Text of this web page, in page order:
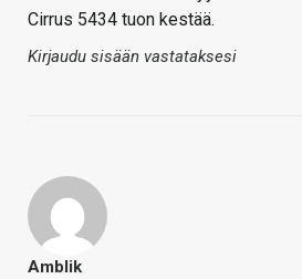
Cirrus 5434 tuon kestää.
Kirjaudu sisään vastataksesi
Amblik